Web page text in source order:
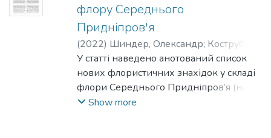
флору Середнього
Придніпров'я
(2022) Шиндер, Олександр; Коструба,
Тетяна; Чорна, Галина;Коломійчук,
Віталій
У статті наведено анотований список
нових флористичних знахідок у складі
флори Середнього Придніпров’я (на
території Черкаської та прилеглих
Show more